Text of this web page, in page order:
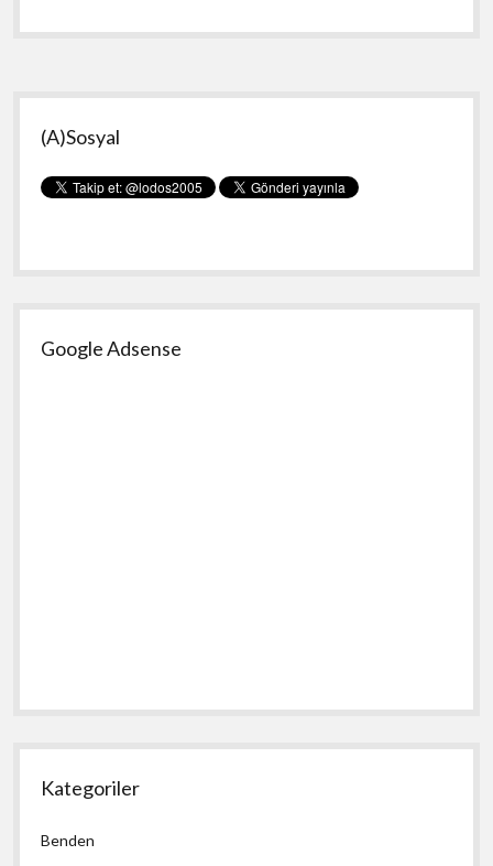
2020)
Yan
Menü
(A)Sosyal
Google Adsense
Kategoriler
Benden